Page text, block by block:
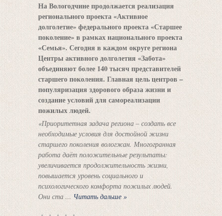
На Вологодчине продолжается реализация
регионального проекта «Активное
долголетие» федерального проекта «Старшее
поколение» в рамках национального проекта
«Семья». Сегодня в каждом округе региона
Центры активного долголетия «Забота»
объединяют более 140 тысяч представителей
старшего поколения. Главная цель центров –
популяризация здорового образа жизни и
создание условий для самореализации
пожилых людей.
«Приоритетная задача региона – создать все
необходимые условия для достойной жизни
старшего поколения вологжан. Многогранная
работа даёт положительные результаты:
увеличивается продолжительность жизни,
повышается уровень социального и
психологического комфорта пожилых людей.
Они ста ... Читать дальше »